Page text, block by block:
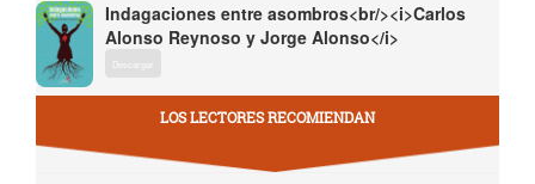
Indagaciones entre asombros<br/><i>Carlos
Alonso Reynoso y Jorge Alonso</i>
Descargar
LOS LECTORES RECOMIENDAN